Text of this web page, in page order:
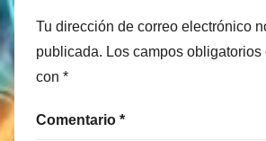
Tu dirección de correo electrónico
publicada. Los campos
con *
Comentario *